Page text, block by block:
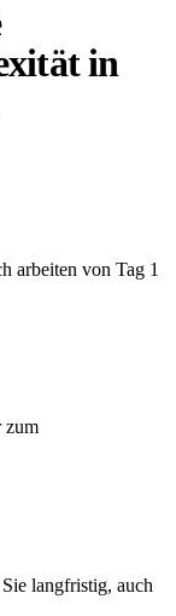
in
arbeiten von Tag 1
zum
langfristig, auch